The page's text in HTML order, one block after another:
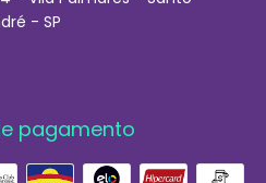
- SP
pagamento